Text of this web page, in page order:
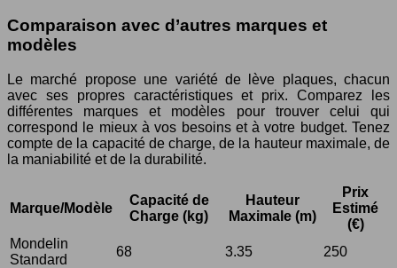
Comparaison avec d’autres marques et
modèles
Le marché propose une variété de lève plaques, chacun
avec ses propres caractéristiques et prix. Comparez les
différentes marques et modèles pour trouver celui qui
correspond le mieux à vos besoins et à votre budget. Tenez
compte de la capacité de charge, de la hauteur maximale, de
la maniabilité et de la durabilité.
Marque/Modèle
Capacité de
Charge (kg)
Hauteur
Maximale (m)
Prix
Estimé
(€)
Mondelin
Standard
68 3.35
250